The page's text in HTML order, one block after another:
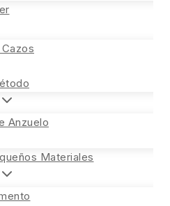
Anzuelo
Materiales